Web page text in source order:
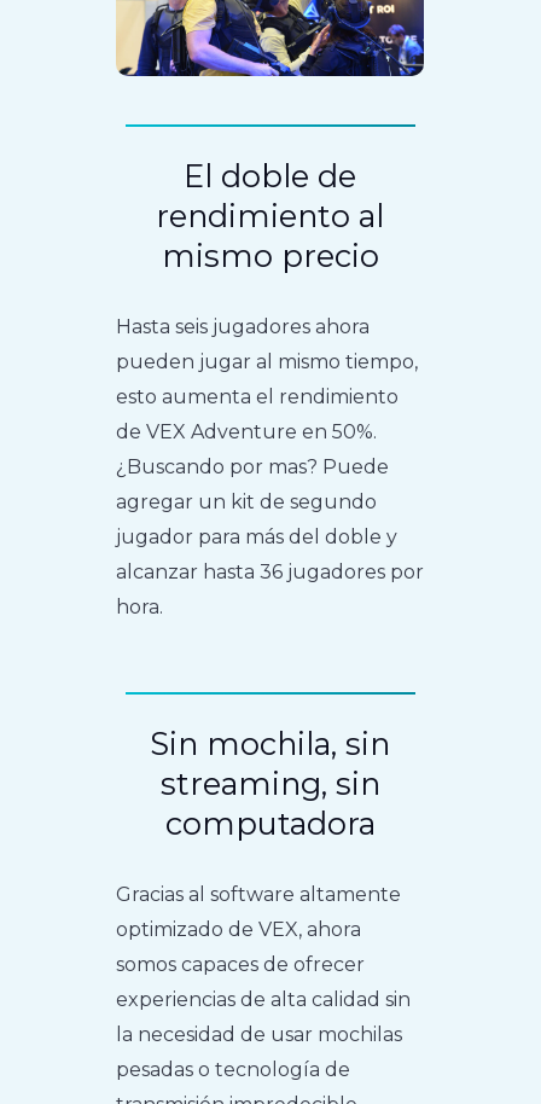
El doble de
rendimiento al
mismo precio
Hasta seis jugadores ahora
pueden jugar al mismo tiempo,
esto aumenta el rendimiento
de VEX Adventure en 50%.
¿Buscando por mas? Puede
agregar un kit de segundo
jugador para más del doble y
alcanzar hasta 36 jugadores por
hora.
Sin mochila, sin
streaming, sin
computadora
Gracias al software altamente
optimizado de VEX, ahora
somos capaces de ofrecer
experiencias de alta calidad sin
la necesidad de usar mochilas
pesadas o tecnología de